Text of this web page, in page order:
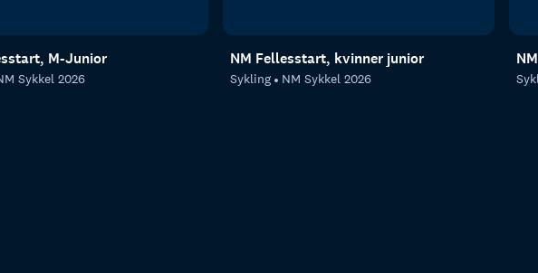
M-Junior
Sykkel 2026
NM Fellesstart, kvinner junior
Sykling NM Sykkel 2026